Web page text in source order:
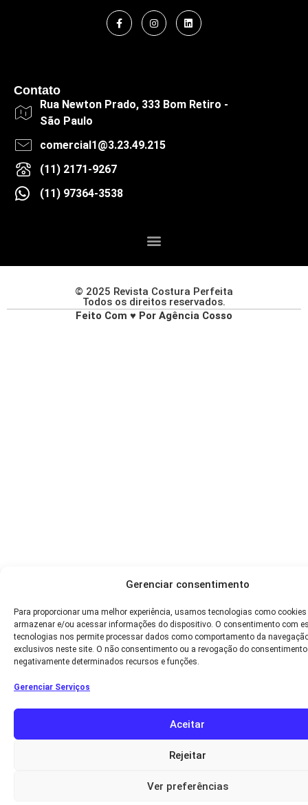
Gerenciar consentimento
Para proporcionar uma melhor experiência, usamos tecnologias como cookies
armazenar e/ou acessar informações do dispositivo. O consentimento com
tecnologias nos permite processar dados como comportamento da
exclusivos neste site. O não consentimento ou a revogação do
negativamente determinados recursos e funções.
Gerenciar Serviços
Aceitar
Rejeitar
Ver preferências
Contato
Rua Newton Prado, 333 Bom Retiro -
São Paulo
comercial1@3.23.49.215
(11) 2171-9267
(11) 97364-3538
© 2025 Revista Costura Perfeita
Todos os direitos reservados.
Feito Com ♥ Por Agência Cosso